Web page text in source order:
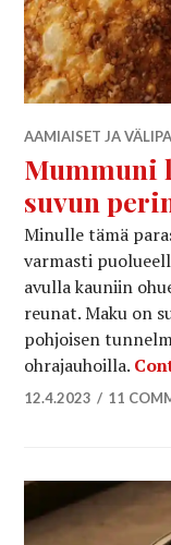
AAMIAISET JA
Mummuni
suvun
Minulle tämä
varmasti
avulla kauniin
reunat. Maku on
pohjoisen
ohrajauhoilla.
12.4.2023 11